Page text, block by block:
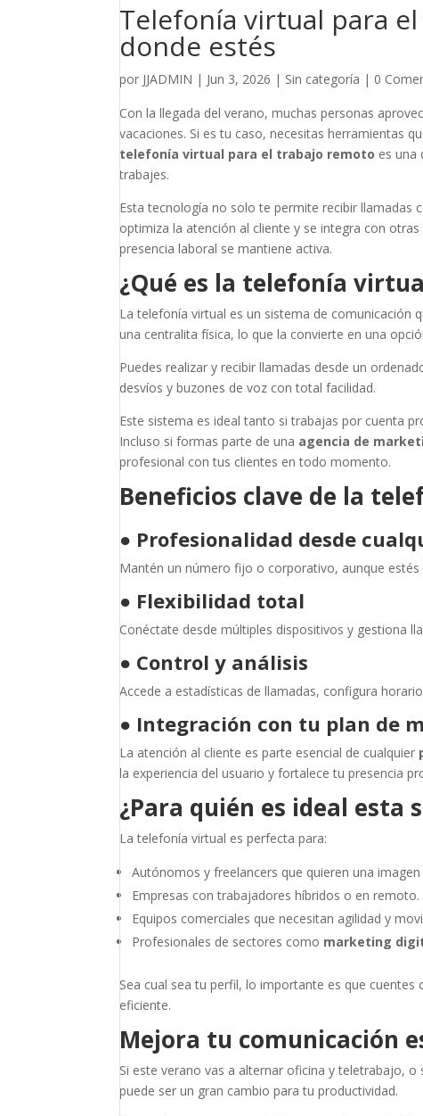
Telefonía virtual para
donde estés
por JJADMIN | Jun 3, 2026 | Sin categoría | 0
Con la llegada del verano, muchas personas
vacaciones. Si es tu caso, necesitas herramientas
telefonía virtual para el trabajo remoto es una
trabajes.
Esta tecnología no solo te permite recibir
optimiza la atención al cliente y se integra con
presencia laboral se mantiene activa.
¿Qué es la telefonía
La telefonía virtual es un sistema de comunicación
una centralita física, lo que la convierte en una
Puedes realizar y recibir llamadas desde un
desvíos y buzones de voz con total facilidad.
Este sistema es ideal tanto si trabajas por cuenta
Incluso si formas parte de una agencia de
profesional con tus clientes en todo momento.
Beneficios clave de la
● Profesionalidad desde
Mantén un número fijo o corporativo, aunque
● Flexibilidad total
Conéctate desde múltiples dispositivos y gestiona
● Control y análisis
Accede a estadísticas de llamadas, configura
● Integración con tu plan de
La atención al cliente es parte esencial de cualquier
la experiencia del usuario y fortalece tu presencia
¿Para quién es ideal esta
La telefonía virtual es perfecta para:
Autónomos y freelancers que quieren una
Empresas con trabajadores híbridos o en remoto.
Equipos comerciales que necesitan agilidad y
Profesionales de sectores como marketing
Sea cual sea tu perfil, lo importante es que
eficiente.
Mejora tu comunicación
Si este verano vas a alternar oficina y teletrabajo,
puede ser un gran cambio para tu productividad.